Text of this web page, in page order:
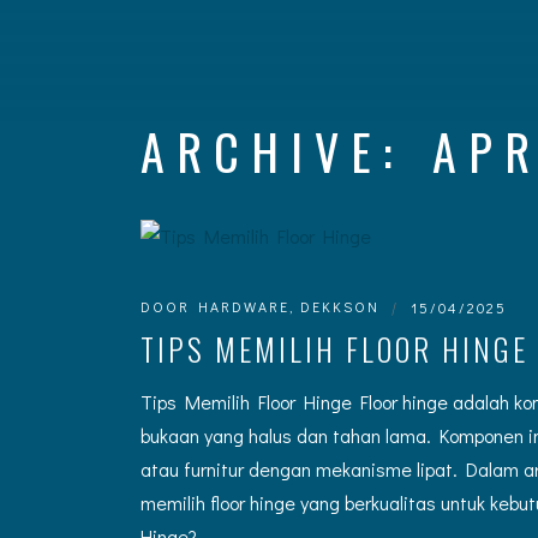
ARCHIVE:
DOOR HARDWARE, DEKKSON | 15/04/2025
TIPS MEMILIH FLOOR HINGE
Tips Memilih Floor Hinge Floor hinge adalah
bukaan yang halus dan tahan lama.
atau furnitur dengan mekanisme lipat. Dalam
memilih floor hinge yang berkualitas untuk